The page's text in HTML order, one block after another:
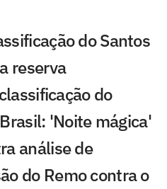
do Santos
reserva
do
'Noite mágica'
análise de
do Remo contra o